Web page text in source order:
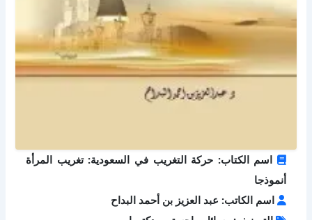
اسم الكتاب: حركة التغريب في السعودية: تغريب المرأة
أنموذجا
اسم الكاتب: عبد العزيز بن أحمد البداح